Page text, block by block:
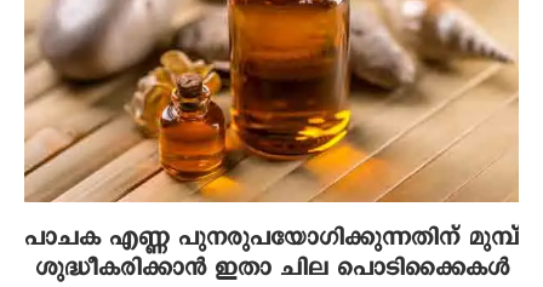
പാചക എണ്ണ പുനരുപയോഗിക്കുന്നതിന് മുമ്പ്
ശുദ്ധീകരിക്കാൻ ഇതാ ചില പൊടിക്കൈകൾ